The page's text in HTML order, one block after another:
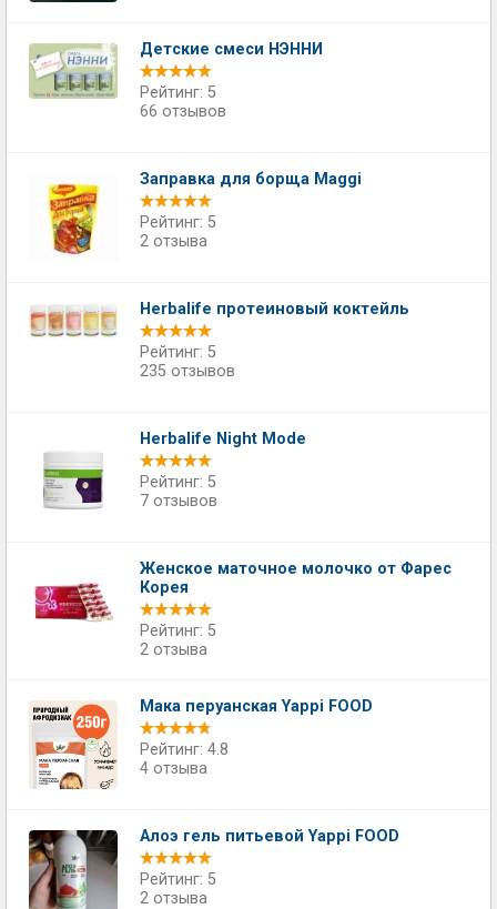
Детские смеси НЭННИ
Рейтинг: 5
66 отзывов
Заправка для борща Maggi
Рейтинг: 5
2 отзыва
Herbalife протеиновый коктейль
Рейтинг: 5
235 отзывов
Herbalife Night Mode
Рейтинг: 5
7 отзывов
Женское маточное молочко от Фарес
Корея
Рейтинг: 5
2 отзыва
Мака перуанская Yappi FOOD
Рейтинг: 4.8
4 отзыва
Алоэ гель питьевой Yappi FOOD
Рейтинг: 5
2 отзыва